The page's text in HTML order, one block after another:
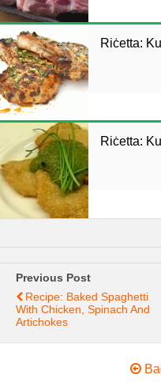
Riċetta:
Riċetta:
Previous Post
Recipe: Baked Spaghetti
With Chicken, Spinach And
Artichokes